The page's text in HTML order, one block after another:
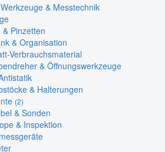
& Messtechnik
Pinzetten
& Organisation
Verbrauchsmaterial
& Öffnungswerkzeuge
& Halterungen
(2)
& Sonden
& Inspektion